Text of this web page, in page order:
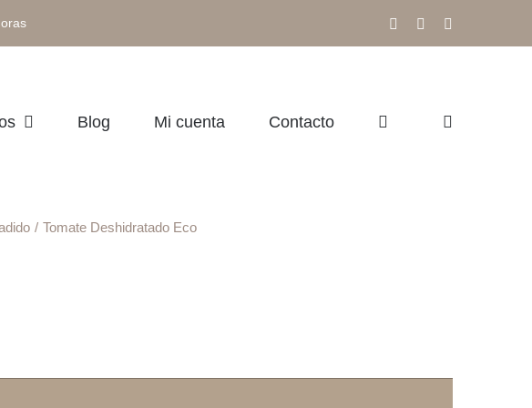
FacebookInstagram
Blog Mi cuenta Contacto
Tomate Deshidratado Eco